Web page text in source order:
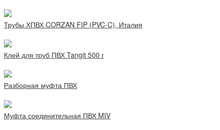
Трубы ХПВХ CORZAN FIP (PVC-C), Италия
Клей для труб ПВХ Tangit 500 г
Разборная муфта ПВХ
Муфта соединительная ПВХ MIV